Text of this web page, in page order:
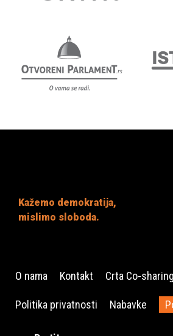
Kažemo demokratija,
mislimo sloboda.
O nama Kontakt Crta Co-
Politika privatnosti Nabavke